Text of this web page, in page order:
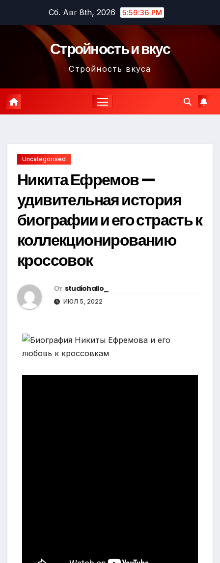
содержимому
Сб. Авг 8th, 2026 5:59:37 PM
Стройность и вкус
Стройность вкуса
Uncategorised
Никита Ефремов —
удивительная история
биографии и его страсть к
коллекционированию
кроссовок
От studiohallo_
ИЮЛ 5, 2022